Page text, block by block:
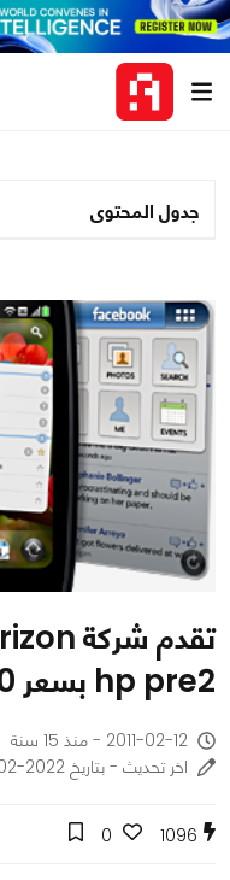
جدول المحتوى
hp pre2 بسعر 100 دولار
2011-02-12 - منذ 15 سنة
اخر تحديث - بتاريخ 2022-02-08
1096
0